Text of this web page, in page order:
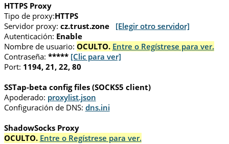
HTTPS Proxy
Tipo de proxy:HTTPS
Servidor proxy: cz.trust.zone
[Elegir otro servidor]
Autenticación: Enable
Nombre de usuario: OCULTO. Entre o Regístrese para ver.
Contraseña: ***** [Clic para ver]
Port: 1194, 21, 22, 80
SSTap-beta config files (SOCKS5 client)
Apoderado: proxylist.json
Configuración de DNS: dns.ini
ShadowSocks Proxy
OCULTO. Entre o Regístrese para ver.